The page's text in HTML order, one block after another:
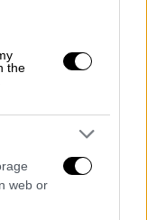
the
web or
της
Στη
που
στρώματα σε
συμμετρία
τα εχινόδερμα